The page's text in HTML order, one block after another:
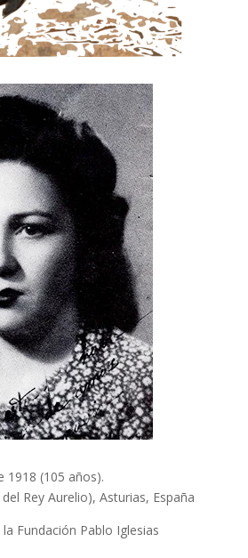
1918 (105 años).
Rey Aurelio), Asturias, España
Fundación Pablo Iglesias